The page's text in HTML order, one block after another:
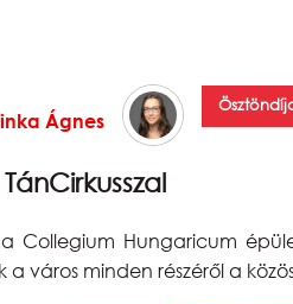
Ágnes
Collegium Hungaricum
város minden részéről a